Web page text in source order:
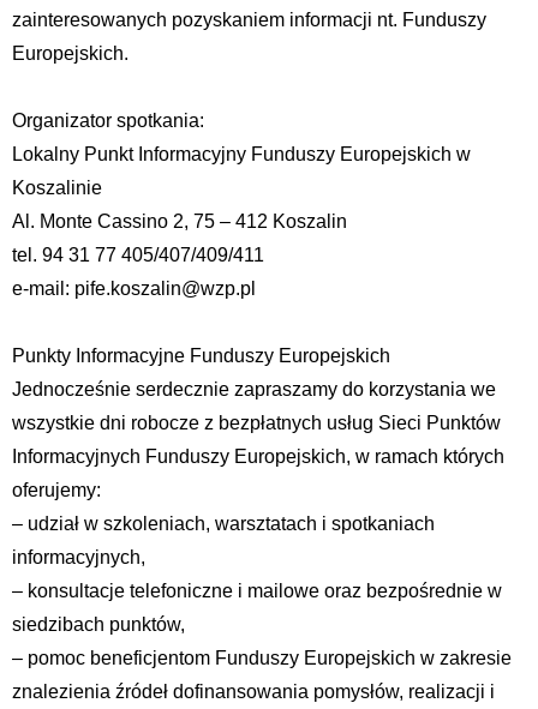
zainteresowanych pozyskaniem informacji nt. Funduszy
Europejskich.
Organizator spotkania:
Lokalny Punkt Informacyjny Funduszy Europejskich w
Koszalinie
Al. Monte Cassino 2, 75 – 412 Koszalin
tel. 94 31 77 405/407/409/411
e-mail: pife.koszalin@wzp.pl
Punkty Informacyjne Funduszy Europejskich
Jednocześnie serdecznie zapraszamy do korzystania we
wszystkie dni robocze z bezpłatnych usług Sieci Punktów
Informacyjnych Funduszy Europejskich, w ramach których
oferujemy:
– udział w szkoleniach, warsztatach i spotkaniach
informacyjnych,
– konsultacje telefoniczne i mailowe oraz bezpośrednie w
siedzibach punktów,
– pomoc beneficjentom Funduszy Europejskich w zakresie
znalezienia źródeł dofinansowania pomysłów, realizacji i